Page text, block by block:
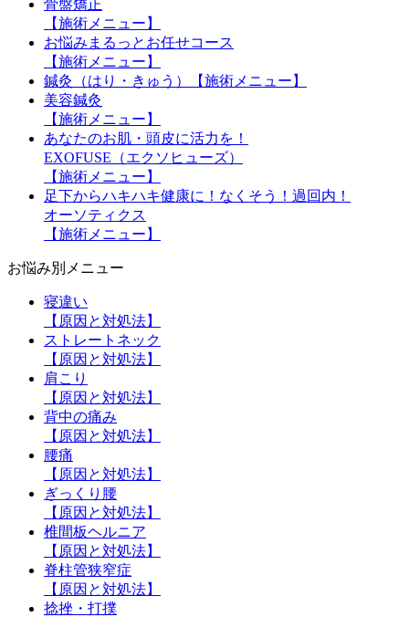
骨盤矯正
【施術メニュー】
お悩みまるっとお任せコース
【施術メニュー】
鍼灸（はり・きゅう）【施術メニュー】
美容鍼灸
【施術メニュー】
あなたのお肌・頭皮に活力を！
EXOFUSE（エクソヒューズ）
【施術メニュー】
足下からハキハキ健康に！なくそう！過回内！
オーソティクス
【施術メニュー】
お悩み別メニュー
寝違い
【原因と対処法】
ストレートネック
【原因と対処法】
肩こり
【原因と対処法】
背中の痛み
【原因と対処法】
腰痛
【原因と対処法】
ぎっくり腰
【原因と対処法】
椎間板ヘルニア
【原因と対処法】
脊柱管狭窄症
【原因と対処法】
捻挫・打撲